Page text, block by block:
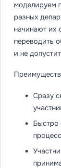
моделируем
разных
начинают их
переводить
и не
Сразу
Быстро